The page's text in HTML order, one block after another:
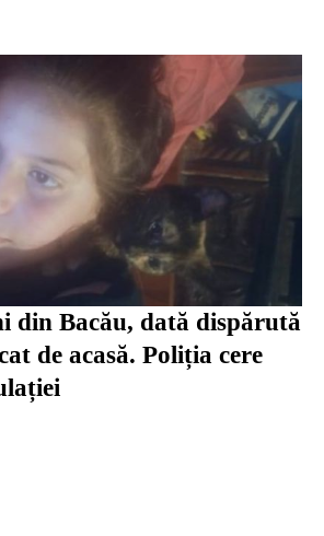
din Bacău, dată dispărută
de acasă. Poliția cere